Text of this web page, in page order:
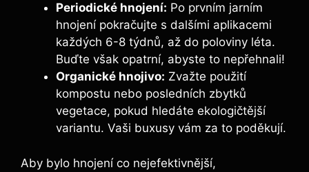
Periodické hnojení: Po prvním⁣ jarním
hnojení pokračujte s dalšími aplikacemi
každých 6-8 ‌týdnů, až ⁢do poloviny‍ léta.⁤
Buďte však opatrní, abyste to nepřehnali!
Organické hnojivo: Zvažte použití
kompostu nebo posledních zbytků
vegetace, pokud hledáte ekologičtější
variantu. Vaši buxusy vám za to⁢ poděkují.
Aby bylo hnojení co nejefektivnější,